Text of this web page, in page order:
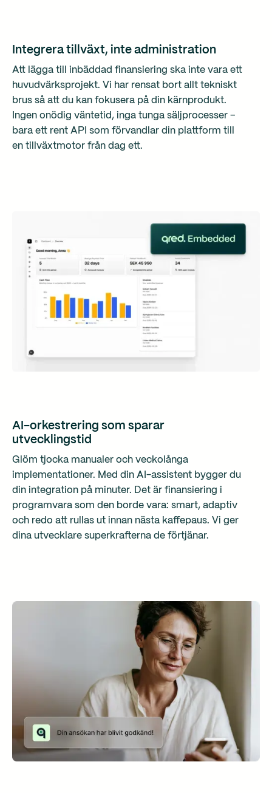
Integrera tillväxt, inte administration
Att lägga till inbäddad finansiering ska inte vara ett
huvudvärksprojekt. Vi har rensat bort allt tekniskt
brus så att du kan fokusera på din kärnprodukt.
Ingen onödig väntetid, inga tunga säljprocesser –
bara ett rent API som förvandlar din plattform till
en tillväxtmotor från dag ett.
AI-orkestrering som sparar
utvecklingstid
Glöm tjocka manualer och veckolånga
implementationer. Med din AI-assistent bygger du
din integration på minuter. Det är finansiering i
programvara som den borde vara: smart, adaptiv
och redo att rullas ut innan nästa kaffepaus. Vi ger
dina utvecklare superkrafterna de förtjänar.